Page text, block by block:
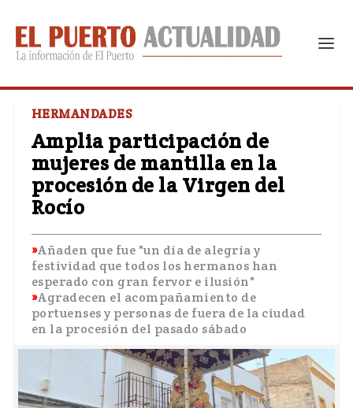
HERMANDADES
Amplia participación de
mujeres de mantilla en la
procesión de la Virgen del
Rocío
Añaden que fue "un día de alegría y
festividad que todos los hermanos han
esperado con gran fervor e ilusión"
Agradecen el acompañamiento de
portuenses y personas de fuera de la ciudad
en la procesión del pasado sábado